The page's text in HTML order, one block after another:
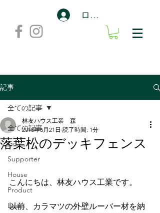
ログイン
記事
全ての記事
Go
Supporter
House
Product
Learn
全ての記事
落葉松のデッキフェンス
林友ハウス工業 森
2018年6月21日 読了時間: 1分
こんにちは、林友ハウス工業です。
以前、カラマツの外壁ルーバー材を納